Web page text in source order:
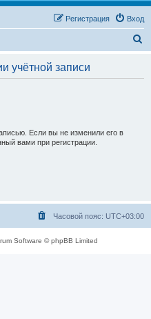
Вход
Регистрация
учётной записи
Если вы не изменили его в
вами при регистрации.
Часовой пояс: UTC+03:00
Software © phpBB Limited